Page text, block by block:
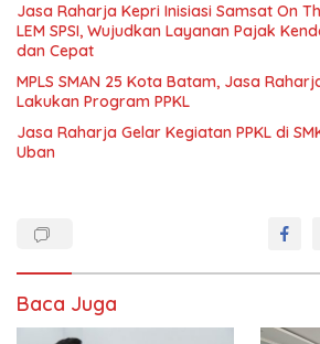
Jasa Raharja Kepri Inisiasi Samsat On
LEM SPSI, Wujudkan Layanan Pajak
dan Cepat
MPLS SMAN 25 Kota Batam, Jasa
Lakukan Program PPKL
Jasa Raharja Gelar Kegiatan PPKL di
Uban
Baca Juga